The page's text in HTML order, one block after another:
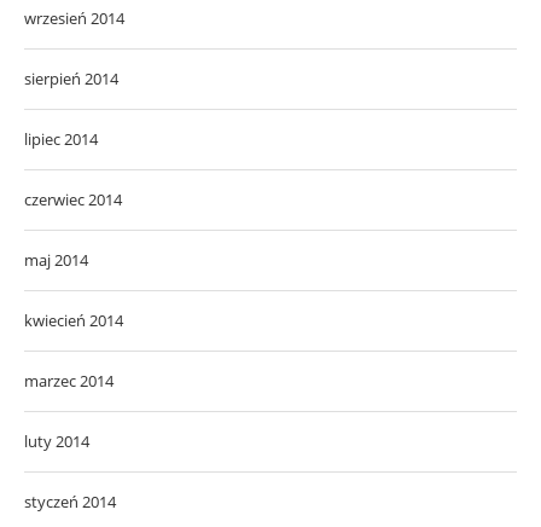
wrzesień 2014
sierpień 2014
lipiec 2014
czerwiec 2014
maj 2014
kwiecień 2014
marzec 2014
luty 2014
styczeń 2014